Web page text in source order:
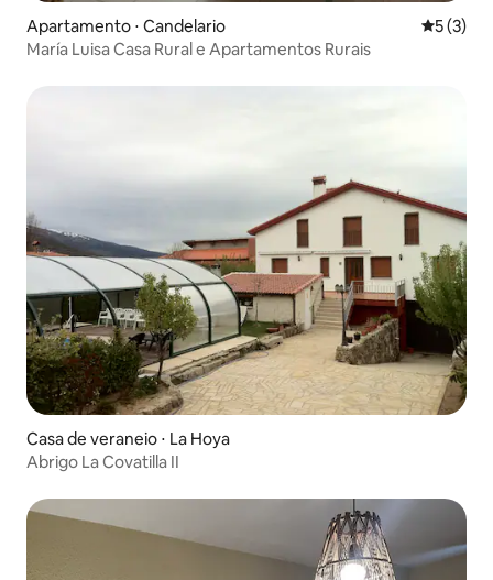
Apartamento ⋅ Candelario 5 de
5 (3)
María Luisa Casa Rural e Apartamentos Rurais
Casa de veraneio ⋅ La Hoya
Abrigo La Covatilla II